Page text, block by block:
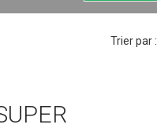
Trier par :